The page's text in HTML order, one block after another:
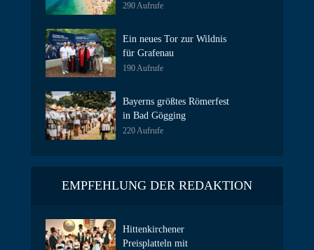
290 Aufrufe
Ein neues Tor zur Wildnis
für Grafenau
190 Aufrufe
Bayerns größtes Römerfest
in Bad Gögging
220 Aufrufe
EMPFEHLUNG DER REDAKTION
Hittenkirchener
Preisplatteln mit